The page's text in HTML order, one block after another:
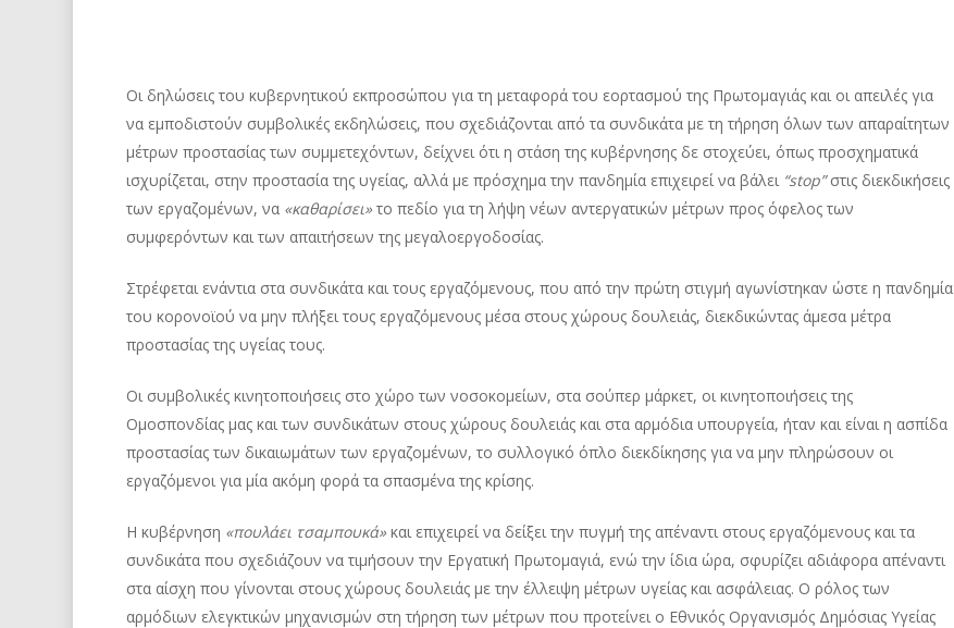
Οι δηλώσεις του κυβερνητικού εκπροσώπου για τη μεταφορά του εορτασμού της Πρωτομαγιάς και οι απειλές για
να εμποδιστούν συμβολικές εκδηλώσεις, που σχεδιάζονται από τα συνδικάτα με τη τήρηση όλων των απαραίτητων
μέτρων προστασίας των συμμετεχόντων, δείχνει ότι η στάση της κυβέρνησης δε στοχεύει, όπως προσχηματικά
ισχυρίζεται, στην προστασία της υγείας, αλλά με πρόσχημα την πανδημία επιχειρεί να βάλει “stop”στις διεκδικήσεις
των εργαζομένων, να «καθαρίσει»το πεδίο για τη λήψη νέων αντεργατικών μέτρων προς όφελος των
συμφερόντων και των απαιτήσεων της μεγαλοεργοδοσίας.
Στρέφεται ενάντια στα συνδικάτα και τους εργαζόμενους, που από την πρώτη στιγμή αγωνίστηκαν ώστε η πανδημία
του κορονοϊού να μην πλήξει τους εργαζόμενους μέσα στους χώρους δουλειάς, διεκδικώντας άμεσα μέτρα
προστασίας της υγείας τους.
Οι συμβολικές κινητοποιήσεις στο χώρο των νοσοκομείων, στα σούπερ μάρκετ, οι κινητοποιήσεις της
Ομοσπονδίας μας και των συνδικάτων στους χώρους δουλειάς και στα αρμόδια υπουργεία, ήταν και είναι η ασπίδα
προστασίας των δικαιωμάτων των εργαζομένων, το συλλογικό όπλο διεκδίκησης για να μην πληρώσουν οι
εργαζόμενοι για μία ακόμη φορά τα σπασμένα της κρίσης.
Η κυβέρνηση «πουλάει τσαμπουκά»και επιχειρεί να δείξει την πυγμή της απέναντι στους εργαζόμενους και τα
συνδικάτα που σχεδιάζουν να τιμήσουν την Εργατική Πρωτομαγιά, ενώ την ίδια ώρα, σφυρίζει αδιάφορα απέναντι
στα αίσχη που γίνονται στους χώρους δουλειάς με την έλλειψη μέτρων υγείας και ασφάλειας. Ο ρόλος των
αρμόδιων ελεγκτικών μηχανισμών στη τήρηση των μέτρων που προτείνει ο Εθνικός Οργανισμός Δημόσιας Υγείας